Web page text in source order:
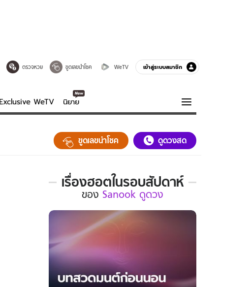
ตรวจหวย ขูดเลขนำโชค WeTV เข้าสู่ระบบสมาชิก
Exclusive WeTV นิยาย
WeTV
ความรู้รอบตัว
ฮาวทู
ขูดเลขนำโชค ดูดวงสด
เรื่องฮอตในรอบสัปดาห์
เรื่อง
ใน
รอบ
ของ
Sanook
ดูด
ของ Sanook ดูดวง